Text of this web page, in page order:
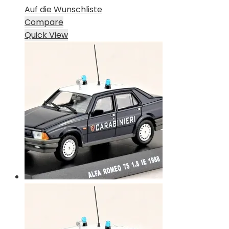
Auf die Wunschliste
Compare
Quick View